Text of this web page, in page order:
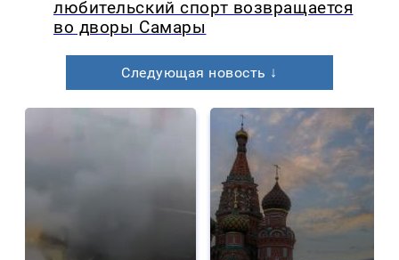
любительский спорт возвращается
во дворы Самары
Следующая новость ↓